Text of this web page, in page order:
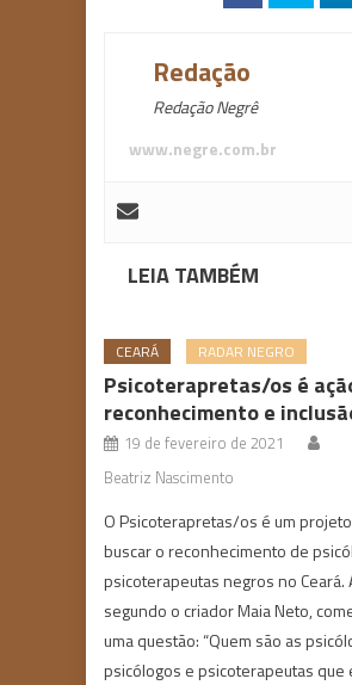
Redação
Redação Negrê
www.negre.com.br
LEIA TAMBÉM
CEARÁ RADAR NEGRO
Psicoterapretas/os é
reconhecimento e
19 de fevereiro de 2021
Beatriz Nascimento
O Psicoterapretas/os é um
buscar o reconhecimento de
psicoterapeutas negros no Ceará.
segundo o criador Maia Neto,
uma questão: “Quem são as
psicólogos e psicoterapeutas que